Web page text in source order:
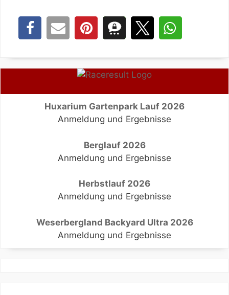
Huxarium Gartenpark Lauf 2026
Anmeldung und Ergebnisse
Berglauf 2026
Anmeldung und Ergebnisse
Herbstlauf 2026
Anmeldung und Ergebnisse
Weserbergland Backyard Ultra 2026
Anmeldung und Ergebnisse